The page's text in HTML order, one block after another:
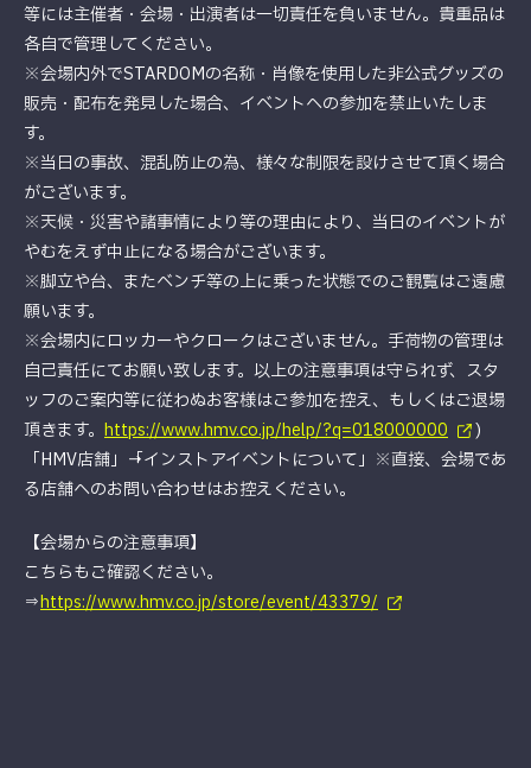
等には主催者・会場・出演者は一切責任を負いません。貴重品は
各自で管理してください。
※会場内外でSTARDOMの名称・肖像を使用した非公式グッズの
販売・配布を発見した場合、イベントへの参加を禁止いたしま
す。
※当日の事故、混乱防止の為、様々な制限を設けさせて頂く場合
がございます。
※天候・災害や諸事情により等の理由により、当日のイベントが
やむをえず中止になる場合がございます。
※脚立や台、またベンチ等の上に乗った状態でのご観覧はご遠慮
願います。
※会場内にロッカーやクロークはございません。手荷物の管理は
自己責任にてお願い致します。以上の注意事項は守られず、スタ
ッフのご案内等に従わぬお客様はご参加を控え、もしくはご退場
頂きます。 https://www.hmv.co.jp/help/?q=018000000
)
「HMV店舗」→「インストアイベントについて」※直接、会場であ
る店舗へのお問い合わせはお控えください。
【会場からの注意事項】
こちらもご確認ください。
⇒https://www.hmv.co.jp/store/event/43379/